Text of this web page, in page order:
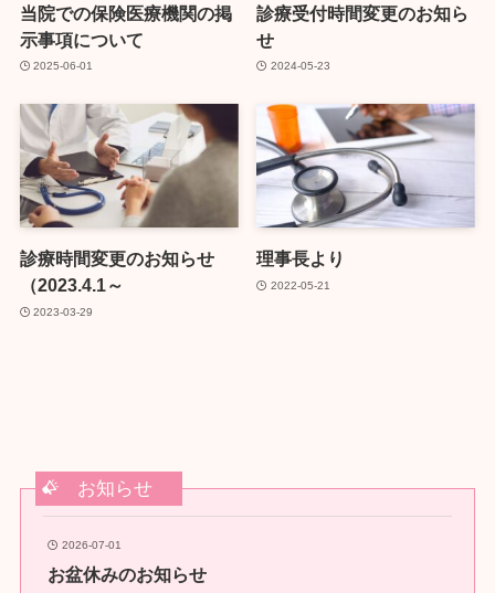
当院での保険医療機関の掲
示事項について
2025-06-01
診療受付時間変更のお知ら
せ
2024-05-23
診療時間変更のお知らせ
（2023.4.1～
2023-03-29
理事長より
2022-05-21
お知らせ
2026-07-01
お盆休みのお知らせ